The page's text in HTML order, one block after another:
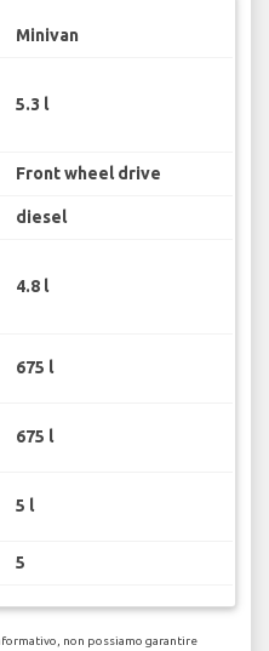
Minivan
5.3 l
Front wheel drive
diesel
4.8 l
675 l
675 l
5 l
5
non possiamo garantire